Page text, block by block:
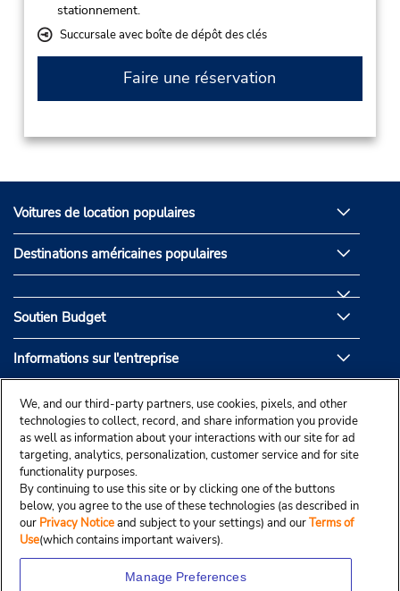
stationnement.
Succursale avec boîte de dépôt des clés
Faire une réservation
Voitures de location populaires
Destinations américaines populaires
Soutien Budget
Informations sur l'entreprise
Partenaires de Budget
We, and our third-party partners, use cookies, pixels, and other
technologies to collect, record, and share information you provide
as well as information about your interactions with our site for ad
targeting, analytics, personalization, customer service and for site
functionality purposes.
By continuing to use this site or by clicking one of the buttons
below, you agree to the use of these technologies (as described in
our Privacy Noticeand subject to your settings) and ourTerms of
Use(which contains important waivers).
Manage Preferences